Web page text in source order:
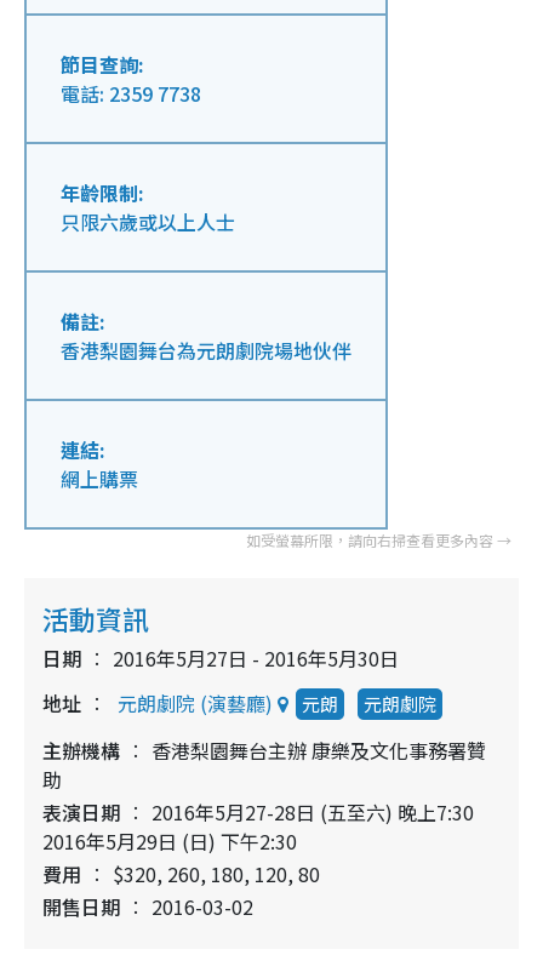
節目查詢:
電話: 2359 7738
年齡限制:
只限六歲或以上人士
備註:
香港梨園舞台為元朗劇院場地伙伴
連結:
網上購票
活動資訊
日期
2016年5月27日 - 2016年5月30日
地址
元朗劇院 (演藝廳) 元朗 元朗劇院
主辦機構
香港梨園舞台主辦 康樂及文化事務署贊
助
表演日期
2016年5月27-28日 (五至六) 晚上7:30
2016年5月29日 (日) 下午2:30
費用
$320, 260, 180, 120, 80
開售日期
2016-03-02